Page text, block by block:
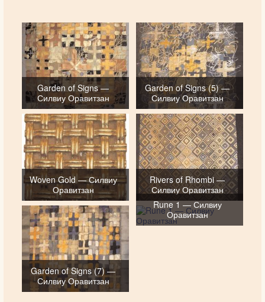
Garden of Signs —
Силвиу Оравитзан
Garden of Signs (5) —
Силвиу Оравитзан
Woven Gold — Силвиу
Оравитзан
Rivers of Rhombi —
Силвиу Оравитзан
Garden of Signs (7) —
Силвиу Оравитзан
Rune 1 — Силвиу
Оравитзан